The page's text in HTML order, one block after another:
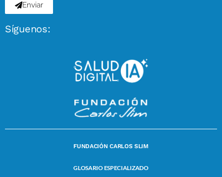
Enviar
Síguenos:
FUNDACIÓN CARLOS SLIM
GLOSARIO ESPECIALIZADO